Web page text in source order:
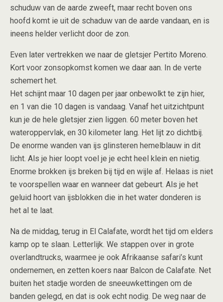
schuduw van de aarde zweeft, maar recht boven ons
hoofd komt ie uit de schaduw van de aarde vandaan, en is
ineens helder verlicht door de zon.
Even later vertrekken we naar de gletsjer Pertito Moreno.
Kort voor zonsopkomst komen we daar aan. In de verte
schemert het.
Het schijnt maar 10 dagen per jaar onbewolkt te zijn hier,
en 1 van die 10 dagen is vandaag. Vanaf het uitzichtpunt
kun je de hele gletsjer zien liggen. 60 meter boven het
wateroppervlak, en 30 kilometer lang. Het lijt zo dichtbij.
De enorme wanden van ijs glinsteren hemelblauw in dit
licht. Als je hier loopt voel je je echt heel klein en nietig.
Enorme brokken ijs breken bij tijd en wijle af. Helaas is niet
te voorspellen waar en wanneer dat gebeurt. Als je het
geluid hoort van ijsblokken die in het water donderen is
het al te laat.
Na de middag, terug in El Calafate, wordt het tijd om elders
kamp op te slaan. Letterlijk. We stappen over in grote
overlandtrucks, waarmee je ook Afrikaanse safari’s kunt
ondernemen, en zetten koers naar Balcon de Calafate. Net
buiten het stadje worden de sneeuwkettingen om de
banden gelegd, en dat is ook echt nodig. De weg naar de